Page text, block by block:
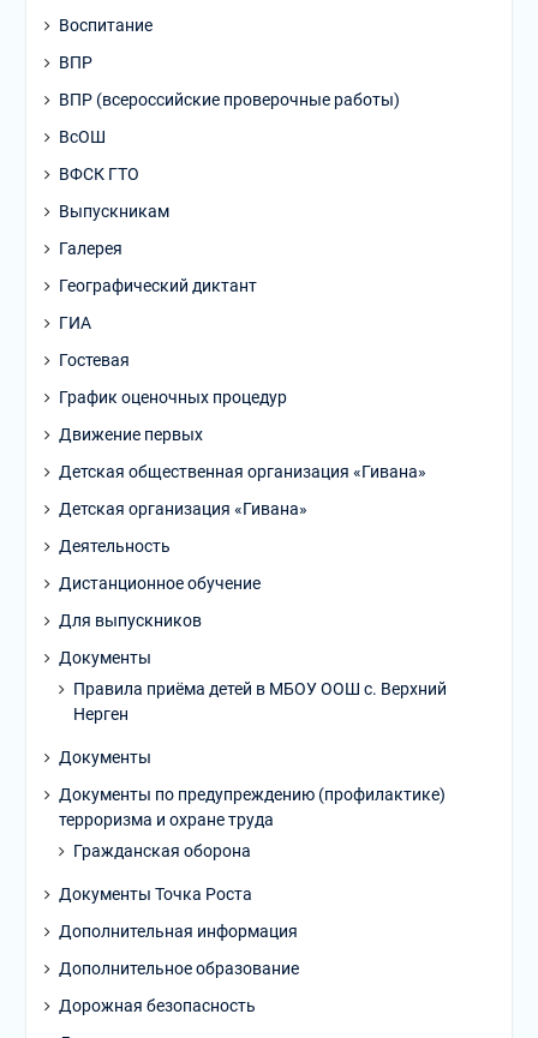
Воспитание
ВПР
ВПР (всероссийские проверочные работы)
ВсОШ
ВФСК ГТО
Выпускникам
Галерея
Географический диктант
ГИА
Гостевая
График оценочных процедур
Движение первых
Детская общественная организация «Гивана»
Детская организация «Гивана»
Деятельность
Дистанционное обучение
Для выпускников
Документы
Правила приёма детей в МБОУ ООШ с. Верхний
Нерген
Документы
Документы по предупреждению (профилактике)
терроризма и охране труда
Гражданская оборона
Документы Точка Роста
Дополнительная информация
Дополнительное образование
Дорожная безопасность